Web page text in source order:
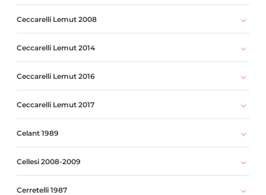
Ceccarelli Lemut 2008
Ceccarelli Lemut 2014
Ceccarelli Lemut 2016
Ceccarelli Lemut 2017
Celant 1989
Cellesi 2008-2009
Cerretelli 1987